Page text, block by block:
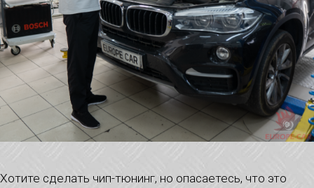
Хотите сделать чип-тюнинг, но опасаетесь, что это